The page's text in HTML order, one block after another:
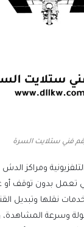
فني ستلايت السرة
ومراكز الدش
تعمل بدون توقف أو
نقلها وتبديل
وسرعة المشاهدة،